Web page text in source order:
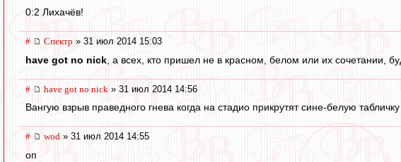
0:2 Лихачёв!
# Спектр » 31 июл 2014 15:03
have got no nick , а всех, кто пришел не в красном, белом или их сочетании,
# have got no nick » 31 июл 2014 14:56
Вангую взрыв праведного гнева когда на стадио прикрутят сине-белую
# wod » 31 июл 2014 14:55
оп